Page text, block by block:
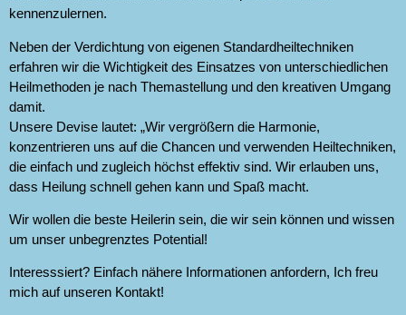
kennenzulernen.
Neben der Verdichtung von eigenen Standardheiltechniken
erfahren wir die Wichtigkeit des Einsatzes von unterschiedlichen
Heilmethoden je nach Themastellung und den kreativen Umgang
damit.
Unsere Devise lautet: „Wir vergrößern die Harmonie,
konzentrieren uns auf die Chancen und verwenden Heiltechniken,
die einfach und zugleich höchst effektiv sind. Wir erlauben uns,
dass Heilung schnell gehen kann und Spaß macht.
Wir wollen die beste Heilerin sein, die wir sein können und wissen
um unser unbegrenztes Potential!
Interesssiert? Einfach nähere Informationen anfordern, Ich freu
mich auf unseren Kontakt!